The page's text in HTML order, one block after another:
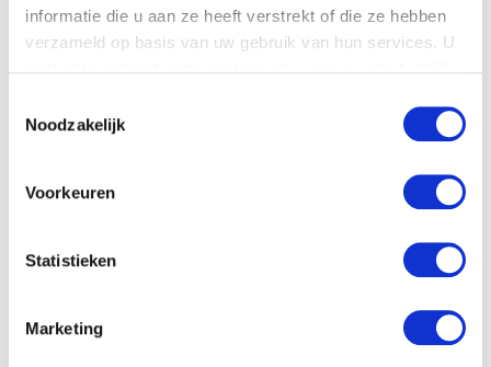
informatie die u aan ze heeft verstrekt of die ze hebben
verzameld op basis van uw gebruik van hun services. U
Noodzakelijk
Voorkeuren
Statistieken
Marketing